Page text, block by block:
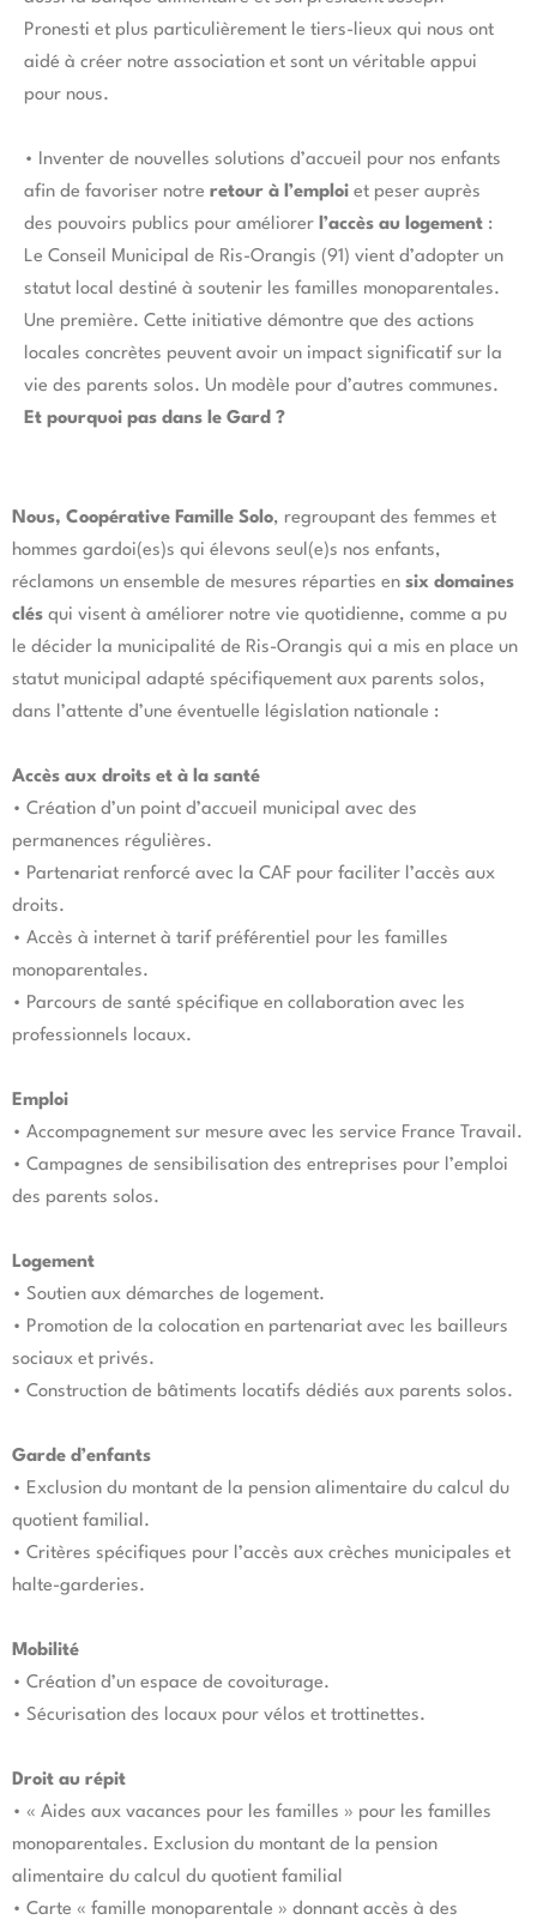
Pronesti et plus particulièrement le tiers-lieux qui nous ont
aidé à créer notre association et sont un véritable appui
pour nous.
• Inventer de nouvelles solutions d’accueil pour nos enfants
afin de favoriser notre retour à l’emploi et peser auprès
des pouvoirs publics pour améliorer l’accès au logement :
Le Conseil Municipal de Ris-Orangis (91) vient d’adopter un
statut local destiné à soutenir les familles monoparentales.
Une première. Cette initiative démontre que des actions
locales concrètes peuvent avoir un impact significatif sur la
vie des parents solos. Un modèle pour d’autres communes.
Et pourquoi pas dans le Gard ?
Nous, Coopérative Famille Solo, regroupant des femmes et
hommes gardoi(es)s qui élevons seul(e)s nos enfants,
réclamons un ensemble de mesures réparties en six domaines
clés qui visent à améliorer notre vie quotidienne, comme a pu
le décider la municipalité de Ris-Orangis qui a mis en place un
statut municipal adapté spécifiquement aux parents solos,
dans l’attente d’une éventuelle législation nationale :
Accès aux droits et à la santé
• Création d’un point d’accueil municipal avec des
permanences régulières.
• Partenariat renforcé avec la CAF pour faciliter l’accès aux
droits.
• Accès à internet à tarif préférentiel pour les familles
monoparentales.
• Parcours de santé spécifique en collaboration avec les
professionnels locaux.
Emploi
• Accompagnement sur mesure avec les service France Travail.
• Campagnes de sensibilisation des entreprises pour l’emploi
des parents solos.
Logement
• Soutien aux démarches de logement.
• Promotion de la colocation en partenariat avec les bailleurs
sociaux et privés.
• Construction de bâtiments locatifs dédiés aux parents solos.
Garde d’enfants
• Exclusion du montant de la pension alimentaire du calcul du
quotient familial.
• Critères spécifiques pour l’accès aux crèches municipales et
halte-garderies.
Mobilité
• Création d’un espace de covoiturage.
• Sécurisation des locaux pour vélos et trottinettes.
Droit au répit
• « Aides aux vacances pour les familles » pour les familles
monoparentales. Exclusion du montant de la pension
alimentaire du calcul du quotient familial
• Carte « famille monoparentale » donnant accès à des